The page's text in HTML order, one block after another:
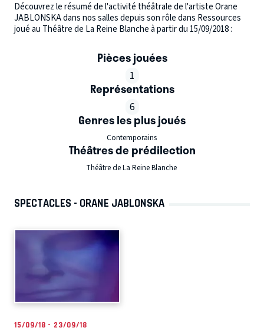
Découvrez le résumé de l'activité théâtrale de l'artiste Orane
JABLONSKA dans nos salles depuis son rôle dans Ressources
joué au Théâtre de La Reine Blanche à partir du 15/09/2018 :
Pièces jouées
1
Représentations
6
Genres les plus joués
Contemporains
Théâtres de prédilection
Théâtre de La Reine Blanche
SPECTACLES - ORANE JABLONSKA
15/09/18 - 23/09/18